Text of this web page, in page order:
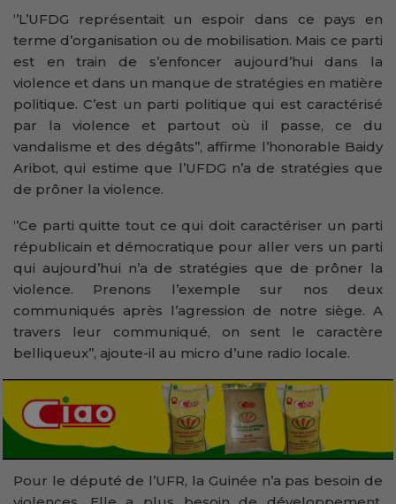
‘’L’UFDG représentait un espoir dans ce pays en
terme d’organisation ou de mobilisation. Mais ce parti
est en train de s’enfoncer aujourd’hui dans la
violence et dans un manque de stratégies en matière
politique. C’est un parti politique qui est caractérisé
par la violence et partout où il passe, ce du
vandalisme et des dégâts’’, affirme l’honorable Baidy
Aribot, qui estime que l’UFDG n’a de stratégies que
de prôner la violence.
‘’Ce parti quitte tout ce qui doit caractériser un parti
républicain et démocratique pour aller vers un parti
qui aujourd’hui n’a de stratégies que de prôner la
violence. Prenons l’exemple sur nos deux
communiqués après l’agression de notre siège. A
travers leur communiqué, on sent le caractère
belliqueux’’, ajoute-il au micro d’une radio locale.
Pour le député de l’UFR, la Guinée n’a pas besoin de